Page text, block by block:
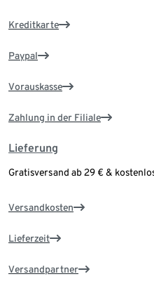
Kreditkarte
Paypal
Vorauskasse
Zahlung in der Filiale
Lieferung
Gratisversand ab 29 € &
Versandkosten
Lieferzeit
Versandpartner